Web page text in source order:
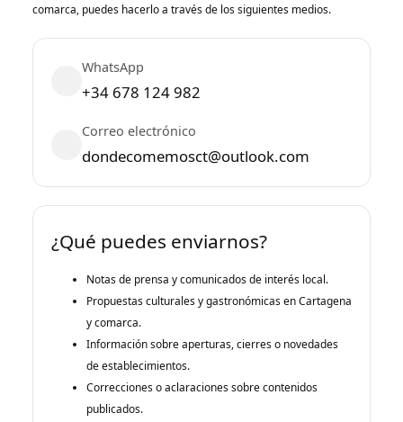
comarca, puedes hacerlo a través de los siguientes medios.
WhatsApp
+34 678 124 982
Correo electrónico
dondecomemosct@outlook.com
¿Qué puedes enviarnos?
Notas de prensa y comunicados de interés local.
Propuestas culturales y gastronómicas en Cartagena
y comarca.
Información sobre aperturas, cierres o novedades
de establecimientos.
Correcciones o aclaraciones sobre contenidos
publicados.